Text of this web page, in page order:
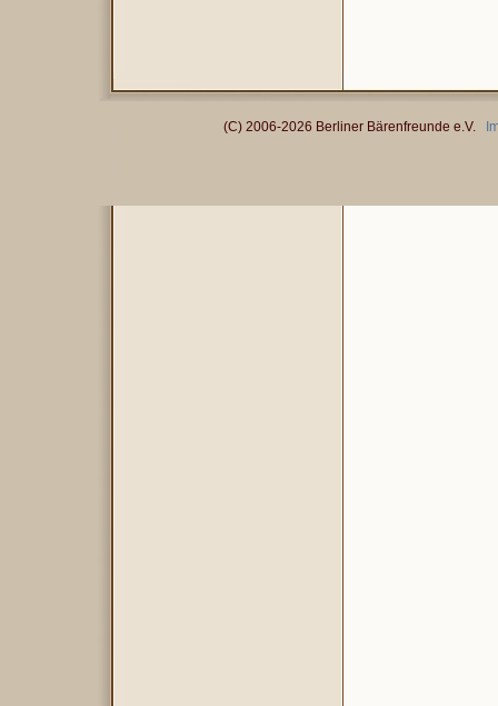
(C) 2006-2026 Berliner Bärenfreunde e.V.